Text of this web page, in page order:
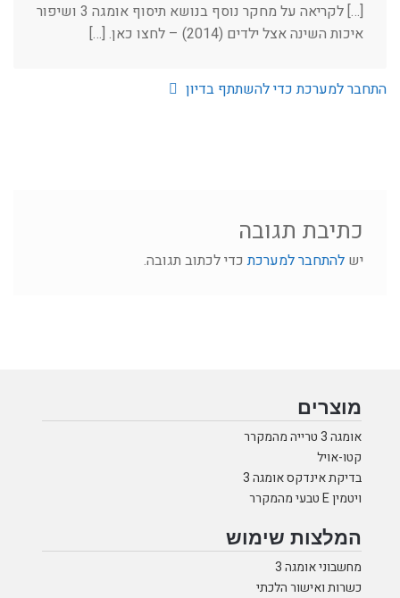
[…] לקריאה על מחקר נוסף בנושא תיסוף אומגה 3 ושיפור
איכות השינה אצל ילדים (2014) – לחצו כאן. […]
התחבר למערכת כדי להשתתף בדיון
כתיבת תגובה
יש להתחבר למערכתכדי לכתוב תגובה.
מוצרים
אומגה 3 טרייה מהמקרר
קטו-אויל
בדיקת אינדקס אומגה 3
ויטמין E טבעי מהמקרר
המלצות שימוש
מחשבוני אומגה 3
כשרות ואישור הלכתי